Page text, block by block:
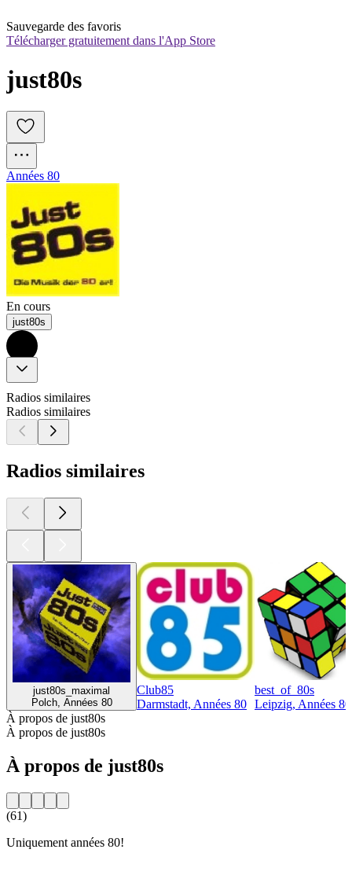
Sauvegarde des favoris
Télécharger gratuitement dans l'App Store
just80s
Années 80
En cours
just80s
Radios similaires
Radios similaires
Radios similaires
just80s_maximal
Polch, Années 80
Club85
Darmstadt, Années 80
best_of_80s
Leipzig, Années 80
À propos de just80s
À propos de just80s
À propos de just80s
(61)
Uniquement années 80!